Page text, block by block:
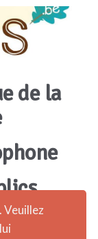
de la
Veuillez